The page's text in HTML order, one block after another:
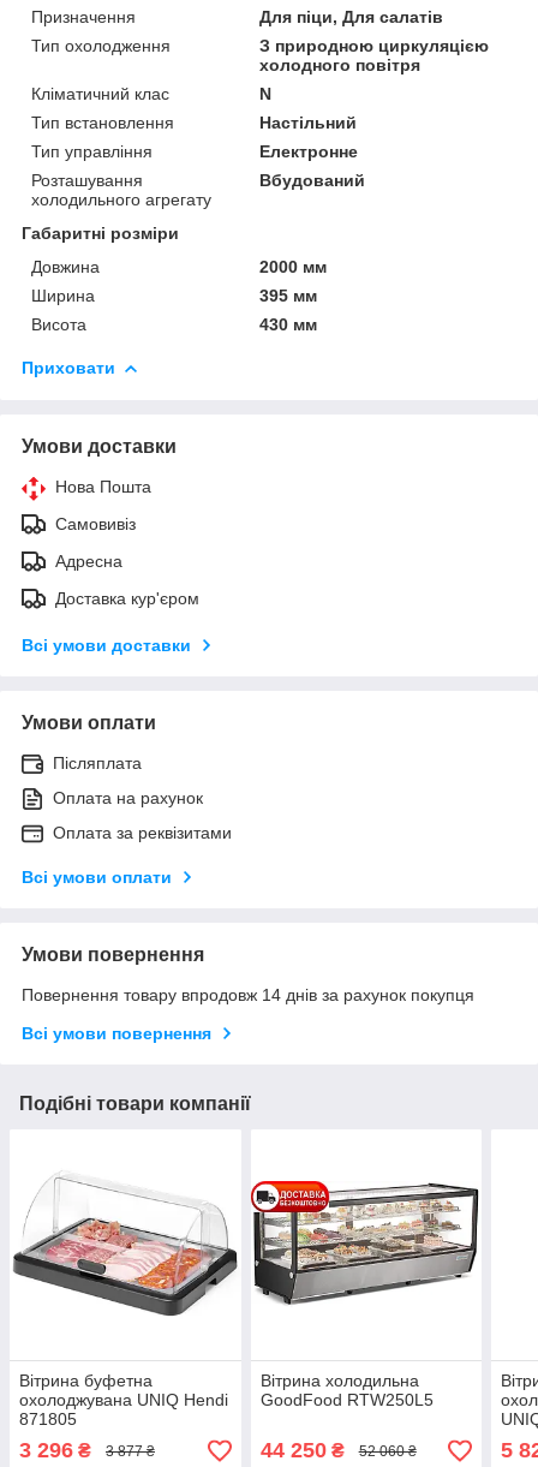
Призначення
Для піци, Для салатів
Тип охолодження
З природною циркуляцією
холодного повітря
Кліматичний клас
N
Тип встановлення
Настільний
Тип управління
Електронне
Розташування
холодильного агрегату
Вбудований
Габаритні розміри
Довжина
2000 мм
Ширина
395 мм
Висота
430 мм
Приховати
Умови доставки
Нова Пошта
Самовивіз
Адресна
Доставка кур'єром
Всі умови доставки
Умови оплати
Післяплата
Оплата на рахунок
Оплата за реквізитами
Всі умови оплати
Умови повернення
Повернення товару впродовж 14 днів за рахунок покупця
Всі умови повернення
Подібні товари компанії
Вітрина буфетна
охолоджувана UNIQ Hendi
871805
3 296 ₴ 3 877 ₴
Вітрина холодильна
GoodFood RTW250L5
44 250₴ 52 060 ₴ 5